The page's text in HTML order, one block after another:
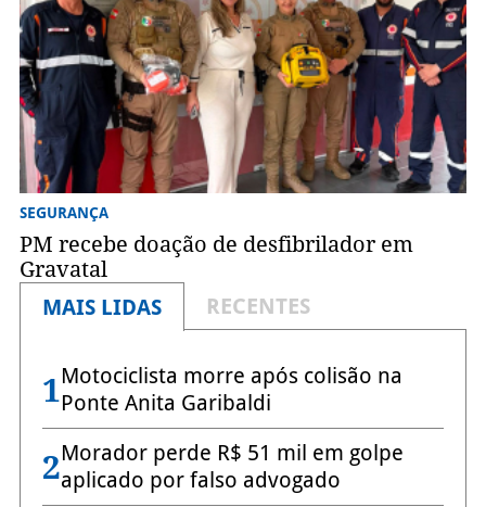
SEGURANÇA
PM recebe doação de desfibrilador em
Gravatal
MAIS LIDAS
RECENTES
1Motociclista morre após colisão na
Ponte Anita Garibaldi
2Morador perde R$ 51 mil em golpe
aplicado por falso advogado